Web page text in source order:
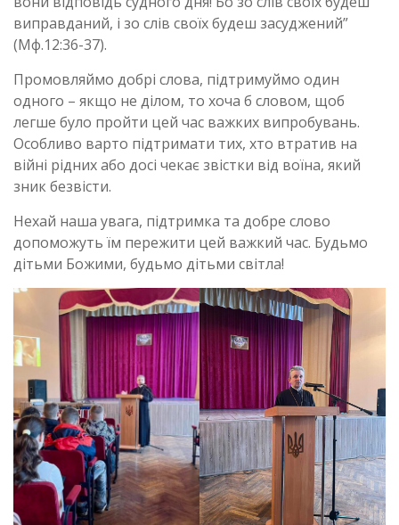
виправданий, і зо слів своїх будеш засуджений”
(Мф.12:36-37).
Промовляймо добрі слова, підтримуймо один
одного – якщо не ділом, то хоча б словом, щоб
легше було пройти цей час важких випробувань.
Особливо варто підтримати тих, хто втратив на
війні рідних або досі чекає звістки від воїна, який
зник безвісти.
Нехай наша увага, підтримка та добре слово
допоможуть їм пережити цей важкий час. Будьмо
дітьми Божими, будьмо дітьми світла!